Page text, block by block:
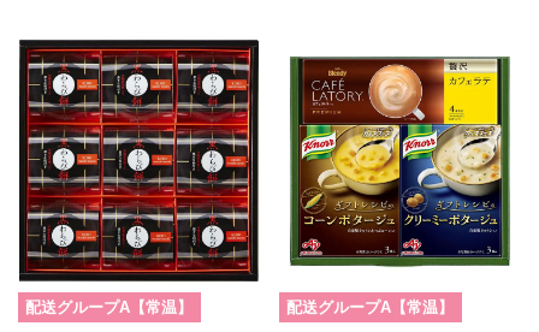
配送グループA【常温】
配送グループA【常温】